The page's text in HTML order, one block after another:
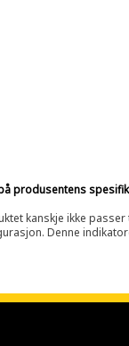
produsentens
kanskje ikke
Denne